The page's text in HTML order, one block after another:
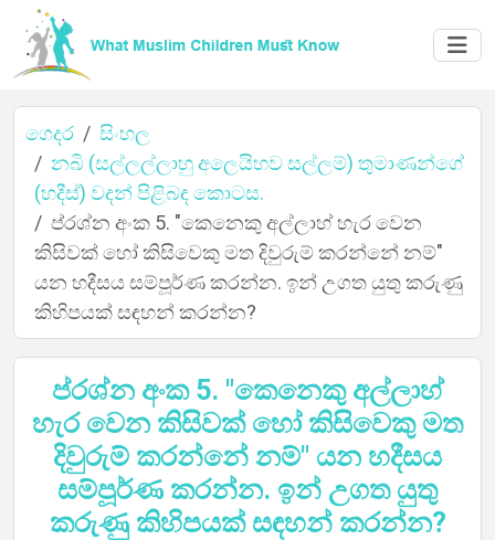
ගෙදර
ගැන
භාෂා
ගෙදර
සිංහල
නබි (සල්ලල්ලාහු අලෙයිහව සල්ලම්) තුමාණන්ගේ
(හදීස්) වදන් පිළිබඳ කොටස.
ප්රශ්න අංක 5. "කෙනෙකු අල්ලාහ් හැර වෙන
කිසිවක් හෝ කිසිවෙකු මත දිවුරුම් කරන්නේ නම්"
යන හදීසය සම්පූර්ණ කරන්න. ඉන් උගත යුතු කරුණු
කිහිපයක් සඳහන් කරන්න?
ප්රශ්න අංක 5. "කෙනෙකු අල්ලාහ්
හැර වෙන කිසිවක් හෝ කිසිවෙකු මත
දිවුරුම් කරන්නේ නම්" යන හදීසය
සම්පූර්ණ කරන්න. ඉන් උගත යුතු
කරුණු කිහිපයක් සඳහන් කරන්න?